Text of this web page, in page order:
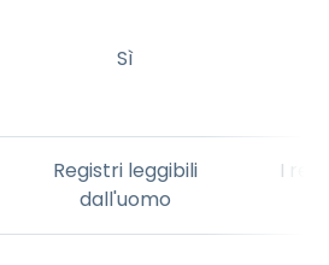
Sì
Registri leggibili
dall'uomo
I